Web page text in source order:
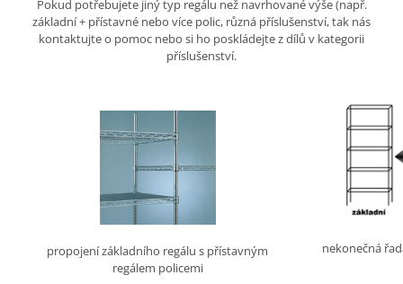
Pokud potřebujete jiný typ regálu než navrhované výše (např.
základní + přístavné nebo více polic, různá příslušenství, tak nás
kontaktujte o pomoc nebo si ho poskládejte z dílů v kategorii
příslušenství.
propojení základního regálu s přístavným
regálem policemi
nekonečná